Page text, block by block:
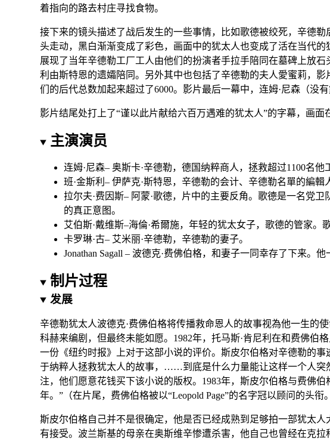
着指向的路去村庄寻找食物。
接下来的镜头描述了战后发生的一些事情，比如歌德被绞死，辛德勒
头走动，黑白渐渐变成了彩色，画面中的犹太人也变成了活在当代
展现了当年辛德勒工厂工人由他们的扮演者手拉手陪同在墓碑上放
利由斯特恩的遗孀陪同。另外其中也包括了辛德勒的夫人愛蜜莉，
们的后代总数加起来超过了6000。影片最后一幕中，连姆·尼森 （没
影片结尾处打上了“谨以此片献给六百万遇难的犹太人”的字幕，画面
主演演员
连姆·尼森–奥斯卡·辛德勒，德国纳粹商人，拯救超过1100名他
班·金斯利–伊萨克·斯特恩，辛德勒的会计、辛德勒名單的編輯
拉尔夫·费因斯– 阿蒙·歌德，片中的主要反角。歌德是一名党卫
的真正意图。
艾伯斯·戴维斯–海倫·希爾施，年轻的犹太女子，歌德的管家。
卡罗琳·古– 艾米丽·辛德勒，辛德勒的妻子。
Jonathan Sagall –波德克·费佛伯格，和妻子一同幸存了下来。他
制片过程
发展
辛德勒犹太人波德克·费佛伯格将传播救命恩人的故事视為他一生的
科赫来编剧 ，但最终未能如愿。 1982年，托马斯·肯尼利在和费佛伯
一份《纽约时报》上对于这部小说的评价。斯皮尔伯格对辛德勒的
于纳粹人拯救犹太人的故事，……到底是什么力量能让这样一个人突
注，他们愿意花钱买下该小说的版权。1983年，斯皮尔伯格与费佛
年。” （在片尾，费佛伯格被以“Leopold Page”的名字冠以顾问 的头衔
斯皮尔伯格自己并不是很确定，他是否已经成熟到足够拍一部犹太
有接受。波兰斯基的母亲在奥斯维辛惨遭杀害，他自己也曾经在克